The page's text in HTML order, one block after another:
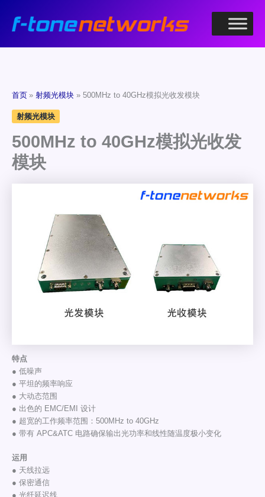
首页 射频光模块 500MHz to 40GHz模拟光收发模块
射频光模块
500MHz to 40GHz模拟光收发
模块
特点
● 低噪声
● 平坦的频率响应
● 大动态范围
● 出色的 EMC/EMI 设计
● 超宽的工作频率范围：500MHz to 40GHz
● 带有 APC&ATC 电路确保输出光功率和线性随温度极小变化
运用
● 天线拉远
● 保密通信
● 光纤延迟线